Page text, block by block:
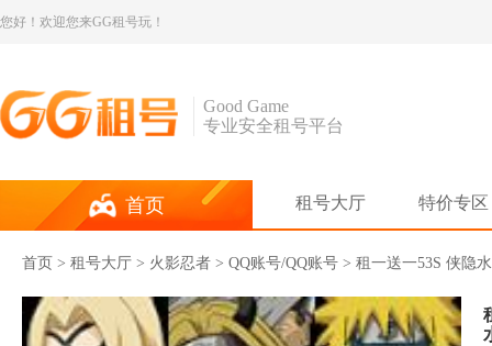
您好！欢迎您来GG租号玩！
Good Game
专业安全租号平台
首页 租号大厅 特价专区
首页 > 租号大厅 > 火影忍者 > QQ账号/QQ账号 > 租一送一53S 侠